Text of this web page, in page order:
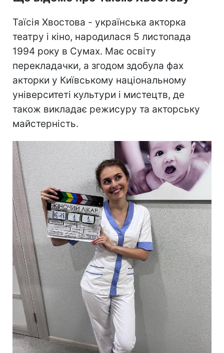
Таїсія Хвостова - українська акторка
театру і кіно, народилася 5 листопада
1994 року в Сумах. Має освіту
перекладачки, а згодом здобула фах
акторки у Київському національному
університеті культури і мистецтв, де
також викладає режисуру та акторську
майстерність.